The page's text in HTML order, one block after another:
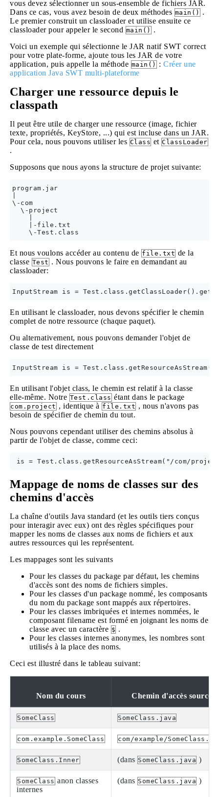
vous devez sélectionner un sous-ensemble de fichiers JAR.
Dans ce cas, vous avez besoin de deux méthodes main()
.
Le premier construit un classloader et utilise ensuite ce
classloader pour appeler le second main()
.
Voici un exemple qui sélectionne le JAR natif SWT correct
pour votre plate-forme, ajoute tous les JAR de votre
application, puis appelle la méthode main() : Créer une
application Java SWT multi-plateforme
Charger une ressource depuis le
classpath
Il peut être utile de charger une ressource (image, fichier
texte, propriétés, KeyStore, ...) qui est incluse dans un JAR.
Pour cela, nous pouvons utiliser les Class et ClassLoader
.
Supposons que nous ayons la structure de projet suivante:
program.jar
\-com
  \-project
    |-file.txt
Et nous voulons accéder au contenu de file.txt de la
classe Test . Nous pouvons le faire en demandant au
classloader:
En utilisant le classloader, nous devons spécifier le chemin
complet de notre ressource (chaque paquet).
Ou alternativement, nous pouvons demander l'objet de
classe de test directement
En utilisant l'objet class, le chemin est relatif à la classe
elle-même. Notre Test.class étant dans le package
com.project , identique à file.txt , nous n'avons pas
besoin de spécifier de chemin du tout.
Nous pouvons cependant utiliser des chemins absolus à
partir de l'objet de classe, comme ceci:
Mappage de noms de classes sur des
chemins d'accès
La chaîne d'outils Java standard (et les outils tiers conçus
pour interagir avec eux) ont des règles spécifiques pour
mapper les noms de classes aux noms de fichiers et aux
autres ressources qui les représentent.
Les mappages sont les suivants
Pour les classes du package par défaut, les chemins
d'accès sont des noms de fichiers simples.
Pour les classes d'un package nommé, les composants
du nom du package sont mappés aux répertoires.
Pour les classes imbriquées et internes nommées, le
composant filename est formé en joignant les noms de
classe avec un caractère $ .
Pour les classes internes anonymes, les nombres sont
utilisés à la place des noms.
Ceci est illustré dans le tableau suivant:
Nom du cours Chemin d'accès source
SomeClass SomeClass.java
com.example.SomeClass com/example/
SomeClass.Inner (dans SomeClass.java )
SomeClass anon classes
internes
(dans SomeClass.java )